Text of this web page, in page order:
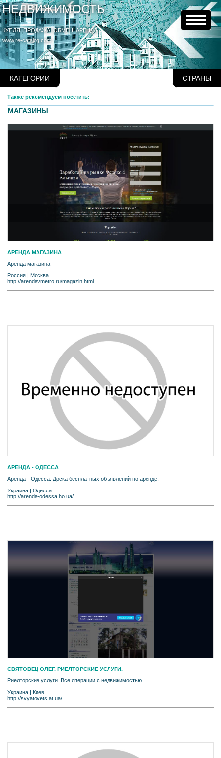
НЕДВИЖИМОСТЬ
КУПЛЯ, ПРОДАЖА, ОБМЕН, АРЕНДА
www.re-catalog.com
КАТЕГОРИИ СТРАНЫ
Также рекомендуем посетить:
МАГАЗИНЫ
АРЕНДА МАГАЗИНА
Аренда магазина
Россия
Москва
http://arendavmetro.ru/magazin.html
АРЕНДА - ОДЕССА
Аренда - Одесса. Доска бесплатных объявлений по аренде.
Украина | Одесса
http://arenda-odessa.ho.ua/
СВЯТОВЕЦ ОЛЕГ. РИЕЛТОРСКИЕ УСЛУГИ.
Риелторские услуги. Все операции с недвижимостью.
Украина | Киев
http://svyatovets.at.ua/